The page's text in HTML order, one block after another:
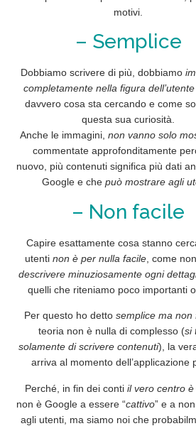
motivi.
– Semplice
Dobbiamo scrivere di più, dobbiamo
completamente nella figura dell’utente
davvero cosa sta cercandoe come
questa sua curiosità.
Anche le immagini,non vanno solo
commentate approfonditamente
nuovo, più contenutisignifica più dati
Google e chepuò mostrare agli
– Non facile
Capire esattamente cosa stanno
utentinon è per nulla facile , come
descrivere minuziosamente ogni
quelli che riteniamo poco importanti o
Per questo ho dettosemplice ma non
teoria non è nulla dicomplesso (si
solamente di scrivere contenuti), la
arriva al momento dell’applicazione
Perché, in fin dei conti il vero centro è
non è Google a essere “cattivo” e a
agli utenti, ma siamo noiche